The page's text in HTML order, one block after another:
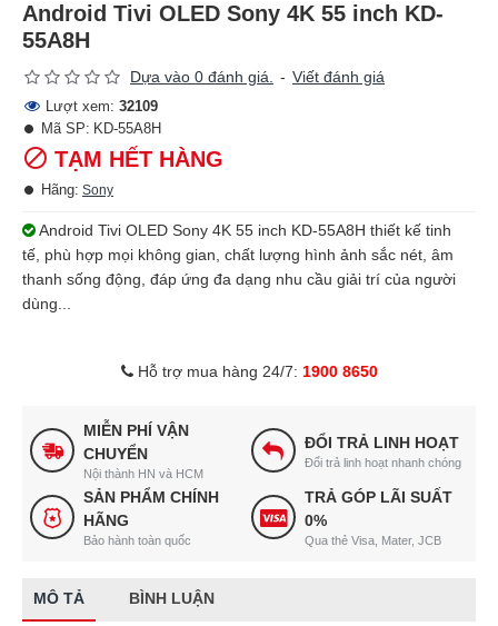
Android Tivi OLED Sony 4K 55 inch KD-
55A8H
Dựa vào 0 đánh giá. - Viết đánh giá
Lượt xem: 32109
TẠM HẾT HÀNG
Hãng: Sony
Mã SP: KD-55A8H
Android Tivi OLED Sony 4K 55 inch KD-55A8H thiết kế tinh
tế, phù hợp mọi không gian, chất lượng hình ảnh sắc nét, âm
thanh sống động, đáp ứng đa dạng nhu cầu giải trí của người
dùng...
Hỗ trợ mua hàng 24/7: 1900 8650
MIỄN PHÍ VẬN
CHUYỂN
Nội thành HN và HCM
ĐỔI TRẢ LINH HOẠT
Đổi trả linh hoạt nhanh chóng
SẢN PHẨM CHÍNH
HÃNG
Bảo hành toàn quốc
TRẢ GÓP LÃI SUẤT
0%
Qua thẻ Visa, Mater, JCB
MÔ TẢ BÌNH LUẬN